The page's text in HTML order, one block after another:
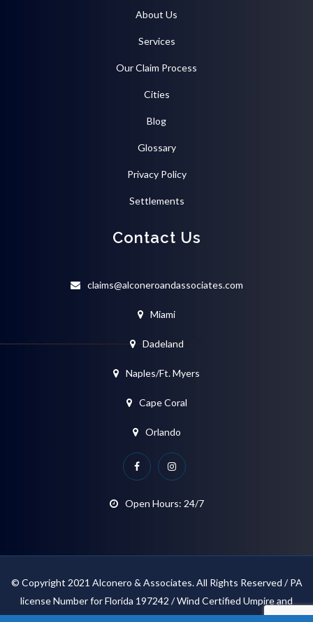
About Us
Services
Our Claim Process
Cities
Blog
Glossary
Privacy Policy
Settlements
Contact Us
claims@alconeroandassociates.com
Miami
Dadeland
Naples/Ft. Myers
Cape Coral
Orlando
Open Hours: 24/7
© Copyright 2021 Alconero & Associates. All Rights Reserved / PA
license Number for Florida 197242 / Wind Certified Umpire and
Appraiser / IAUA Associate Appraiser / FAPIA Associates Member